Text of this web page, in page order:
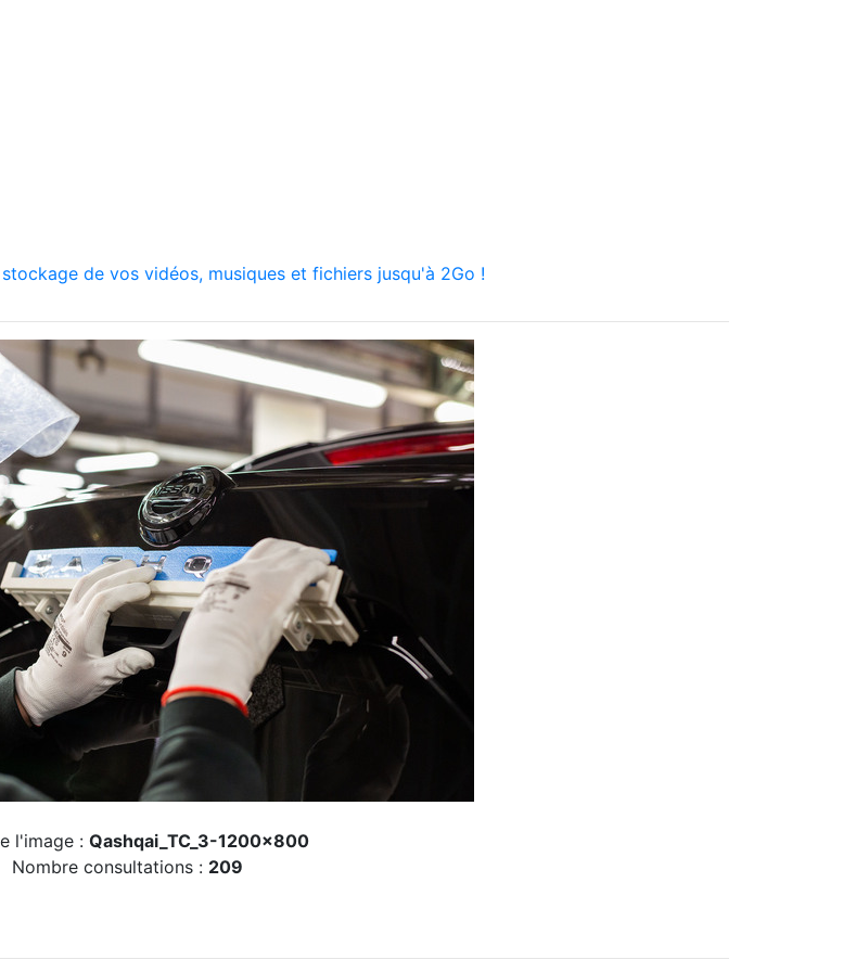
de vos vidéos, musiques et fichiers jusqu'à 2Go !
l'image : Qashqai_TC_3-1200x800
Nombre consultations : 209